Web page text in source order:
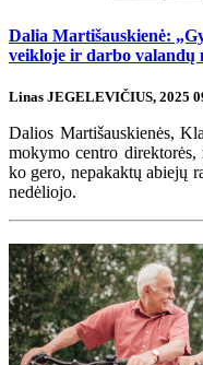
Dalia Martišauskienė:
veikloje ir darbo valandų
Linas JEGELEVIČIUS, 2025
Dalios Martišauskienės,
mokymo centro
ko gero, nepakaktų abiejų
nedėliojo.